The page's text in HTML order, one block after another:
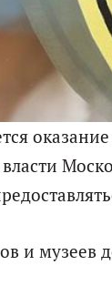
власти
и музеев